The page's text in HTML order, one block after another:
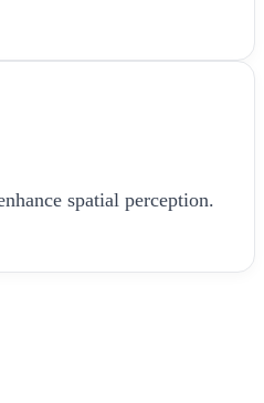
spatial perception.